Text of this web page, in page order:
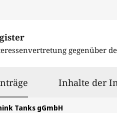
gegenüber
ausgewähltInhalte der
Tanks gGmbH